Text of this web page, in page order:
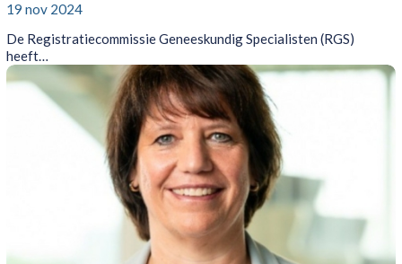
19 nov 2024
De Registratiecommissie Geneeskundig Specialisten (RGS)
heeft…